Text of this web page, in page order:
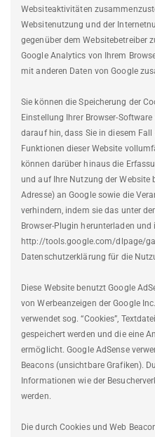
Websiteaktivitäten
Websitenutzung und der
gegenüber dem Websitebetreiber
Google Analytics von Ihrem
mit anderen Daten von Google
Sie können die Speicherung der
Einstellung Ihrer Browser-
darauf hin, dass Sie in diesem
Funktionen dieser Website
können darüber hinaus die
und auf Ihre Nutzung der Website
Adresse) an Google sowie die
verhindern, indem sie das unter
Browser-Plugin herunterladen und
http://tools.google.com/dlpage/
Datenschutzerklärung für die
Diese Website benutzt Google
von Werbeanzeigen der Google
verwendet sog. “Cookies”,
gespeichert werden und die eine
ermöglicht. Google AdSense
Beacons (unsichtbare Grafiken).
Informationen wie der
werden.
Die durch Cookies und Web